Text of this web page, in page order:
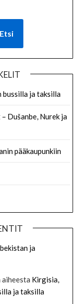
Etsi
bussilla ja taksilla
Dušanbe, Nurek ja
pääkaupunkiin
ja
aiheesta Kirgisia,
ja taksilla